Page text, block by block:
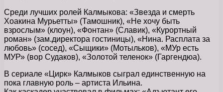
Среди лучших ролей Калмыкова: «Звезда и смерть
Хоакина Мурьетты» (Тамошник), «Не хочу быть
взрослым» (клоун), «Фонтан» (Славик), «Курортный
роман» (зам.директора гостиницы), «Нина. Расплата за
любовь» (сосед), «Сыщики» (Мотыльков), «МУр есть
МУР» (вор Судаков), «Золотой теленок» (Гаргендюа).
В сериале «Цирк» Калмыков сыграл единственную на
пока главную роль – артиста Ильина.